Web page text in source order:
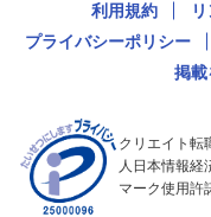
利用規約
プライバシーポリシー
掲載
クリエイト転
人日本情報経
マーク使用許